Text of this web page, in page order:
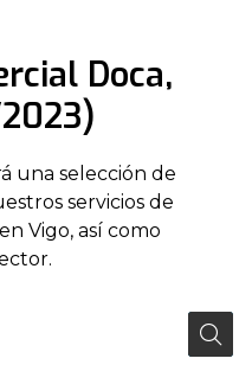
Doca,
una selección de
servicios de
Vigo, así como